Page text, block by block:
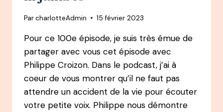
ParcharlotteAdmin 15 février 2023
Pour ce 100e épisode, je suis très émue de
partager avec vous cet épisode avec
Philippe Croizon. Dans le podcast, j’ai à
coeur de vous montrer qu’il ne faut pas
attendre un accident de la vie pour écouter
votre petite voix. Philippe nous démontre